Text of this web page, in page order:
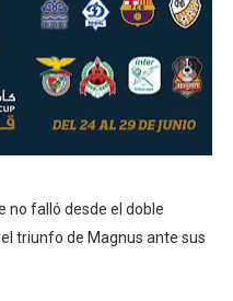
no falló desde el doble
triunfo de Magnus ante sus